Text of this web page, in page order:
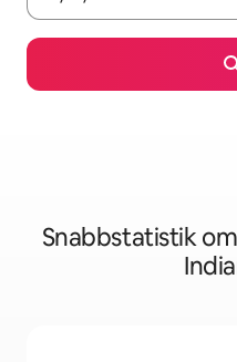
Snabbstatistik